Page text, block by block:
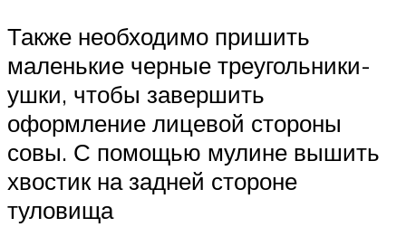
Также необходимо пришить
маленькие черные треугольники-
ушки, чтобы завершить
оформление лицевой стороны
совы. С помощью мулине вышить
хвостик на задней стороне
туловища